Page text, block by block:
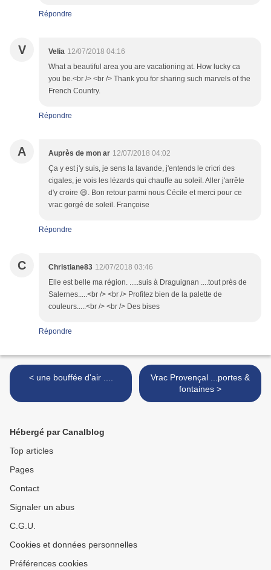
Répondre
V Velia 12/07/2018 04:16
What a beautiful area you are vacationing at. How lucky ca
you be.<br /> <br /> Thank you for sharing such marvels of the
French Country.
Répondre
A Auprès de mon ar 12/07/2018 04:02
Ça y est j'y suis, je sens la lavande, j'entends le cricri des
cigales, je vois les lézards qui chauffe au soleil. Aller j'arrête
d'y croire 😄. Bon retour parmi nous Cécile et merci pour ce
vrac gorgé de soleil. Françoise
Répondre
C Christiane83 12/07/2018 03:46
Elle est belle ma région. .....suis à Draguignan ....tout près de
Salernes.....<br /> <br /> Profitez bien de la palette de
couleurs.....<br /> <br /> Des bises
Répondre
< une bouffée d'air ....
Vrac Provençal ...portes &
fontaines >
Hébergé par Canalblog
Top articles
Pages
Contact
Signaler un abus
C.G.U.
Cookies et données personnelles
Préférences cookies